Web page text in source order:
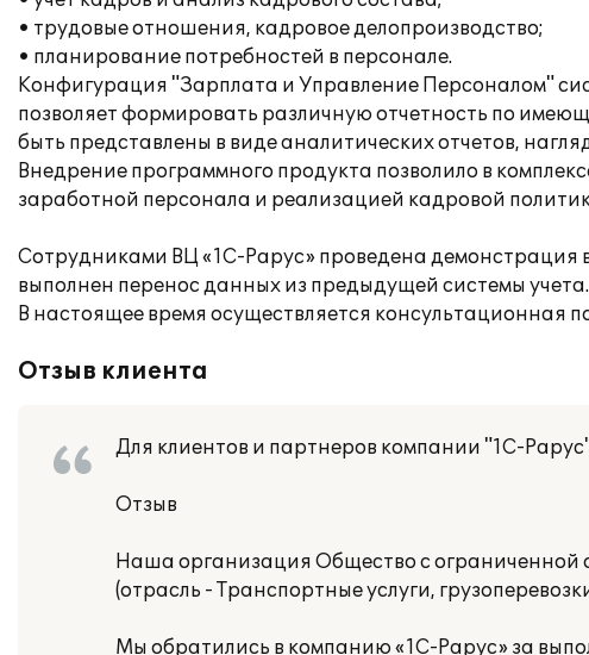
• трудовые отношения, кадровое делопроизводство;
• планирование потребностей в персонале.
Конфигурация "Зарплата и Управление Персоналом"
позволяет формировать различную отчетность по
быть представлены в виде аналитических отчетов,
Внедрение программного продукта позволило в
заработной персонала и реализацией кадровой
Сотрудниками ВЦ «1С-Рарус» проведена демонстрация
выполнен перенос данных из предыдущей системы
В настоящее время осуществляется консультационная
Отзыв клиента
Для клиентов и партнеров компании "1С-
Отзыв
Наша организация Общество с ограниченной
(отрасль - Транспортные услуги,
Мы обратились в компанию «1С-Рарус» за